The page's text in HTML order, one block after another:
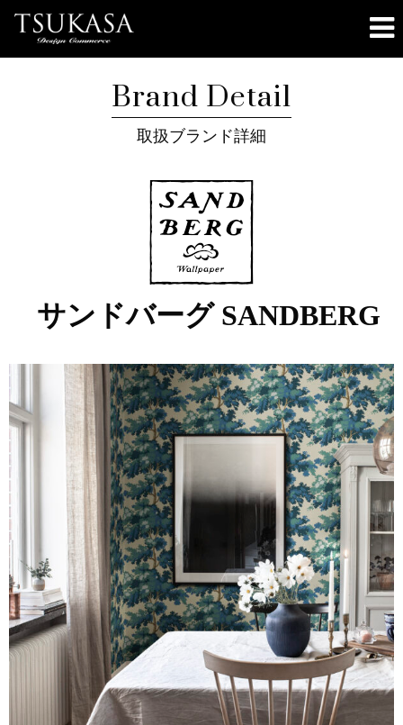
Brand Detail
取扱ブランド詳細
サンドバーグ SANDBERG